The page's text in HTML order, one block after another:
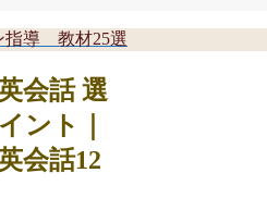
指導 教材25選
会話 選
ント｜
会話12